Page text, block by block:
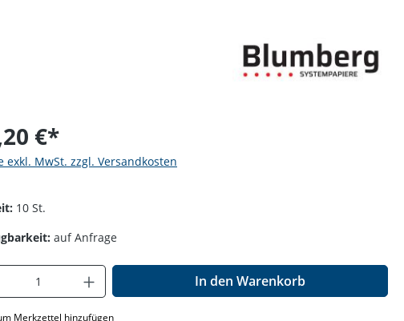
€*
exkl. MwSt. zzgl. Versandkosten
10 St.
auf Anfrage
Anzahl: Gib den gewünschten Wert
In den Warenkorb
Merkzettel hinzufügen